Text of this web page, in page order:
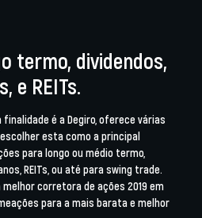
termo, dividendos,
e REITs.
é a Degiro, oferece várias
esta como a principal
para longo ou médio termo,
REITs, ou até para swing trade.
corretora de ações 2019 em
para a mais barata e melhor